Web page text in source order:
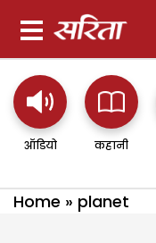
ऑडियो कहानी
Home » planet